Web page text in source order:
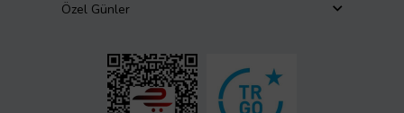
Özel Günler